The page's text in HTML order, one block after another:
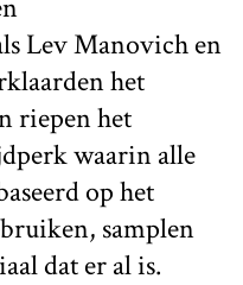
Lev Manovich en
het
riepen het
waarin alle
op het
samplen
dat er al is.